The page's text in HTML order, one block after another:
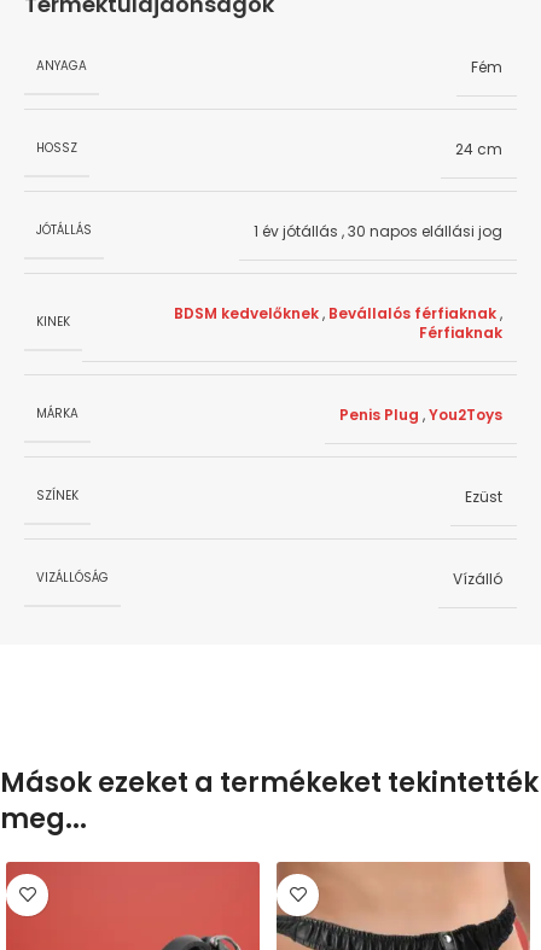
ANYAGA Fém
HOSSZ 24 cm
JÓTÁLLÁS 1 év jótállás ,30 napos elállási jog
KINEK BDSM kedvelőknek, Bevállalós férfiaknak,
Férfiaknak
MÁRKA Penis Plug ,You2Toys
SZÍNEK Ezüst
VIZÁLLÓSÁG Vízálló
Mások ezeket a termékeket tekintették
meg...